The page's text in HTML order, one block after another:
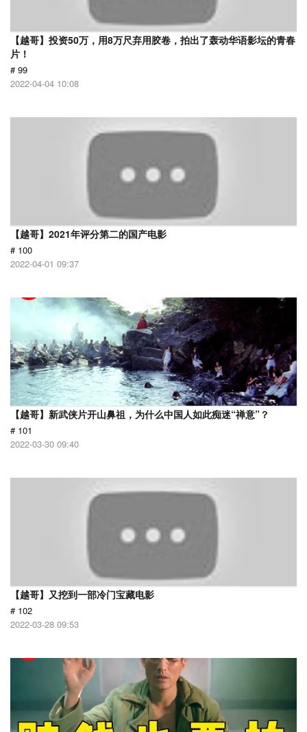
【越哥】投资50万，用8万尺弃用胶卷，拍出了轰动华语影坛的青春
片！
# 99
2022-04-04 10:08
【越哥】2021年评分第二的国产电影
# 100
2022-04-01 09:37
【越哥】新武侠片开山鼻祖，为什么中国人如此痴迷“禅意”？
# 101
2022-03-30 09:40
【越哥】又挖到一部冷门宝藏电影
# 102
2022-03-28 09:53